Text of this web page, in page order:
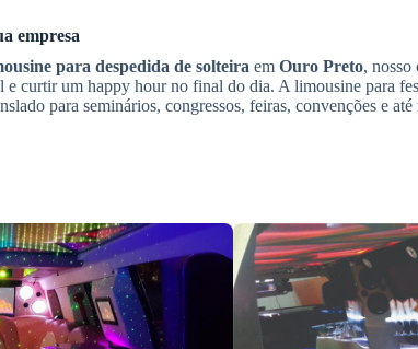
empresa
para despedida de solteira em Ouro Preto, nosso
curtir um happy hour no final do dia. A limousine para
para seminários, congressos, feiras, convenções e